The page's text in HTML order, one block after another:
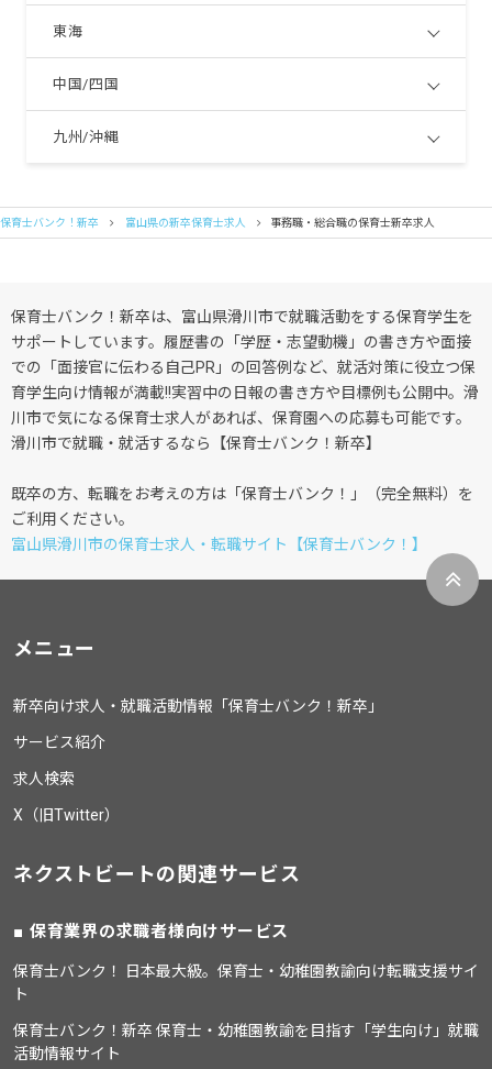
東海
中国/四国
九州/沖縄
保育士バンク！新卒 富山県の新卒保育士求人 事務職・総合職の保育士新卒求人
保育士バンク！新卒は、富山県滑川市で就職活動をする保育学生を
サポートしています。履歴書の「学歴・志望動機」の書き方や面接
での「面接官に伝わる自己PR」の回答例など、就活対策に役立つ保
育学生向け情報が満載!!実習中の日報の書き方や目標例も公開中。滑
川市で気になる保育士求人があれば、保育園への応募も可能です。
滑川市で就職・就活するなら【保育士バンク！新卒】
既卒の方、転職をお考えの方は「保育士バンク！」（完全無料）を
ご利用ください。
富山県滑川市の保育士求人・転職サイト【保育士バンク！】
メニュー
新卒向け求人・就職活動情報「保育士バンク！新卒」
サービス紹介
求人検索
X（旧Twitter）
ネクストビートの関連サービス
保育業界の求職者様向けサービス
保育士バンク！ 日本最大級。保育士・幼稚園教諭向け転職支援サイ
ト
保育士バンク！新卒 保育士・幼稚園教諭を目指す「学生向け」就職
活動情報サイト